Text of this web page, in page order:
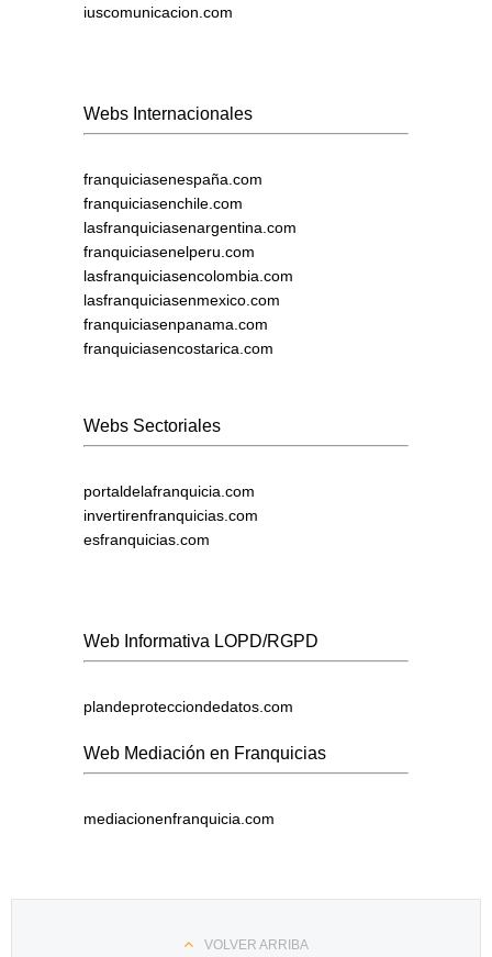
iuscomunicacion.com
Webs Internacionales
franquiciasenespaña.com
franquiciasenchile.com
lasfranquiciasenargentina.com
franquiciasenelperu.com
lasfranquiciasencolombia.com
lasfranquiciasenmexico.com
franquiciasenpanama.com
franquiciasencostarica.com
Webs Sectoriales
portaldelafranquicia.com
invertirenfranquicias.com
esfranquicias.com
Web Informativa LOPD/RGPD
plandeprotecciondedatos.com
Web Mediación en Franquicias
mediacionenfranquicia.com
VOLVER ARRIBA